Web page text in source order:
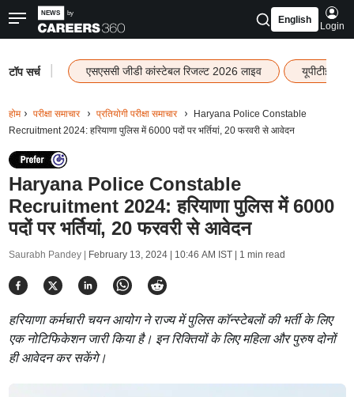
English
Login
टॉप सर्च एसएससी जीडी कांस्टेबल रिजल्ट 2026 लाइव यूपीटीईटी
होम परीक्षा समाचार प्रतियोगी परीक्षा समाचार
Haryana Police Constable
Recruitment 2024: हरियाणा पुलिस में 6000 पदों पर भर्तियां, 20 फरवरी से आवेदन
Haryana Police Constable
Recruitment 2024: हरियाणा पुलिस में 6000
पदों पर भर्तियां, 20 फरवरी से आवेदन
Saurabh Pandey | February 13, 2024 | 10:46 AM IST| 1 min read
हरियाणा कर्मचारी चयन आयोग ने राज्य में पुलिस कॉन्स्टेबलों की भर्ती के लिए
एक नोटिफिकेशन जारी किया है। इन रिक्तियों के लिए महिला और पुरुष दोनों
ही आवेदन कर सकेंगे।